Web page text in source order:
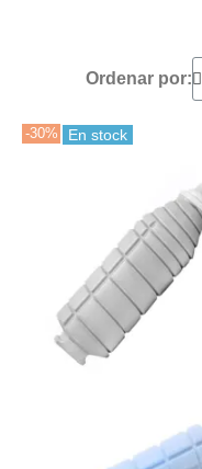
Ordenar por:
-30% En stock